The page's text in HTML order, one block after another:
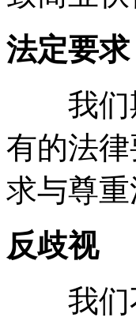
法定要求
我们期
有的法
求与尊
反歧视
我们不